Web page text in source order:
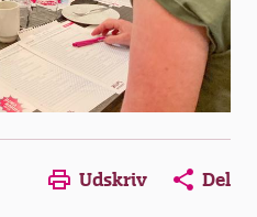
Opens in a new window
Opens in a new
Opens in
Udskriv Del